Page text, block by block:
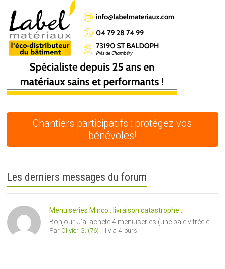
Chantiers participatifs : protégez vos
bénévoles!
Les derniers messages du forum
Menuiseries Minco : livraison catastrophe...
Bonjour, J'ai acheté 4 menuiseries (une baie vitrée e...
Par Olivier G. (76) Il y a 4 jours